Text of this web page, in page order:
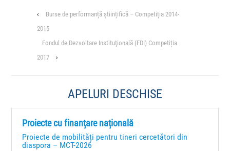
‹
Burse de performanță științifică – Competiția 2014-
2015
Fondul de Dezvoltare Instituţională (FDI) Competiția
2017
›
APELURI DESCHISE
Proiecte cu finanțare națională
Proiecte de mobilități pentru tineri cercetători din
diaspora – MCT-2026